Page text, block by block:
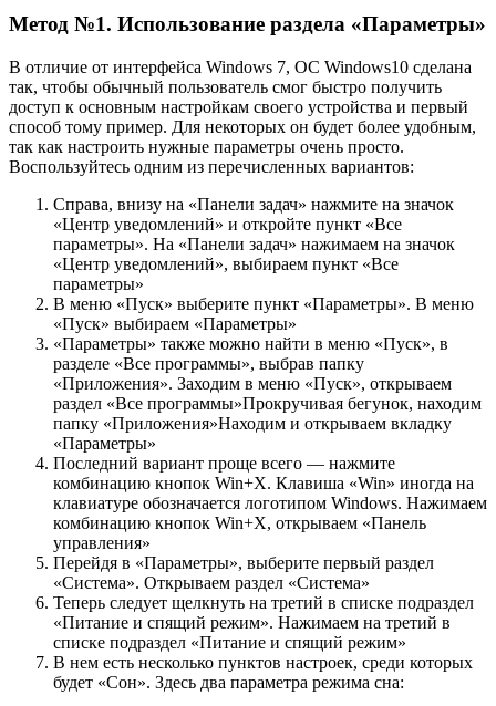
Метод №1. Использование раздела «Параметры»
В отличие от интерфейса Windows 7, ОС Windows10 сделана
так, чтобы обычный пользователь смог быстро получить
доступ к основным настройкам своего устройства и первый
способ тому пример. Для некоторых он будет более удобным,
так как настроить нужные параметры очень просто.
Воспользуйтесь одним из перечисленных вариантов:
Справа, внизу на «Панели задач» нажмите на значок
«Центр уведомлений» и откройте пункт «Все
параметры». На «Панели задач» нажимаем на значок
«Центр уведомлений», выбираем пункт «Все
параметры»
В меню «Пуск» выберите пункт «Параметры». В меню
«Пуск» выбираем «Параметры»
«Параметры» также можно найти в меню «Пуск», в
разделе «Все программы», выбрав папку
«Приложения». Заходим в меню «Пуск», открываем
раздел «Все программы»Прокручивая бегунок, находим
папку «Приложения»Находим и открываем вкладку
«Параметры»
Последний вариант проще всего — нажмите
комбинацию кнопок Win+X. Клавиша «Win» иногда на
клавиатуре обозначается логотипом Windows. Нажимаем
комбинацию кнопок Win+X, открываем «Панель
управления»
Перейдя в «Параметры», выберите первый раздел
«Система». Открываем раздел «Система»
Теперь следует щелкнуть на третий в списке подраздел
«Питание и спящий режим». Нажимаем на третий в
списке подраздел «Питание и спящий режим»
B нем есть несколько пунктов настроек, среди которых
будет «Сон». Здесь два параметра режима сна: